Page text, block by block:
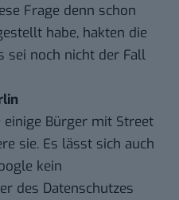
Frage denn schon
habe, hakten die
sei noch nicht der Fall
einige Bürger mit Street
sie. Es lässt sich auch
kein
des Datenschutzes